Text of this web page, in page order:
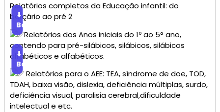
Relatórios completos da Educação infantil: do
berçário ao pré 2
⬇
Baixar
Relatórios dos Anos iniciais do 1º ao 5° ano,
contendo para pré-silábicos, silábicos, silábicos
alfabéticos e alfabéticos.
⬇
Baixar
Relatórios para o AEE: TEA, síndrome de doe, TOD,
TDAH, baixa visão, dislexia, deficiência múltiplas, surdo,
deficiência visual, paralisia cerebral,dificuldade
intelectual e etc.